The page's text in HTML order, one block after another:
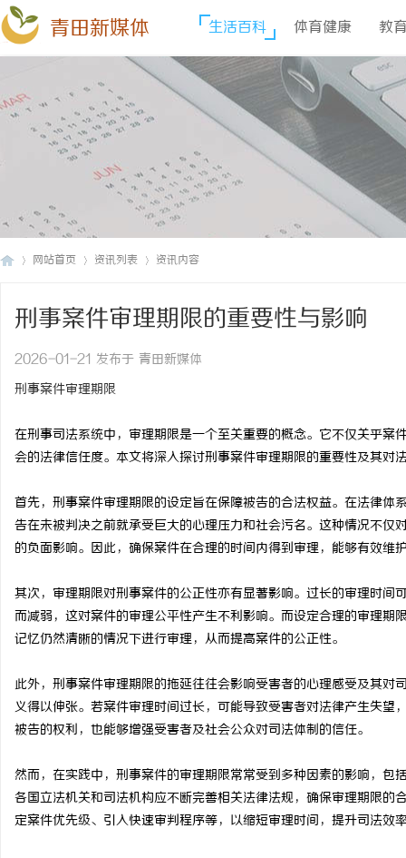
青田新媒体 生活百科 体育健康 教
网站首页 资讯列表 资讯内容
刑事案件审理期限的重要性与影响
2026-01-21 发布于 青田新媒体
刑事案件审理期限
在刑事司法系统中，审理期限是一个至关重要的概念。它不仅关乎
会的法律信任度。本文将深入探讨刑事案件审理期限的重要性及其对
首先，刑事案件审理期限的设定旨在保障被告的合法权益。在法律
告在未被判决之前就承受巨大的心理压力和社会污名。这种情况不
的负面影响。因此，确保案件在合理的时间内得到审理，能够有效维
其次，审理期限对刑事案件的公正性亦有显著影响。过长的审理时
而减弱，这对案件的审理公平性产生不利影响。而设定合理的审理
记忆仍然清晰的情况下进行审理，从而提高案件的公正性。
此外，刑事案件审理期限的拖延往往会影响受害者的心理感受及其
义得以伸张。若案件审理时间过长，可能导致受害者对法律产生失
被告的权利，也能够增强受害者及社会公众对司法体制的信任。
然而，在实践中，刑事案件的审理期限常常受到多种因素的影响，
各国立法机关和司法机构应不断完善相关法律法规，确保审理期限
定案件优先级、引入快速审判程序等，以缩短审理时间，提升司法效